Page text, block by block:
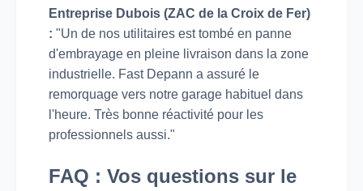
Entreprise Dubois (ZAC de la Croix de Fer)
: "Un de nos utilitaires est tombé en panne
d'embrayage en pleine livraison dans la zone
industrielle. Fast Depann a assuré le
remorquage vers notre garage habituel dans
l'heure. Très bonne réactivité pour les
professionnels aussi."
FAQ : Vos questions sur le